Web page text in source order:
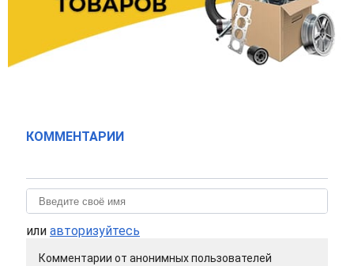
КОММЕНТАРИИ
или авторизуйтесь
Комментарии от анонимных пользователей